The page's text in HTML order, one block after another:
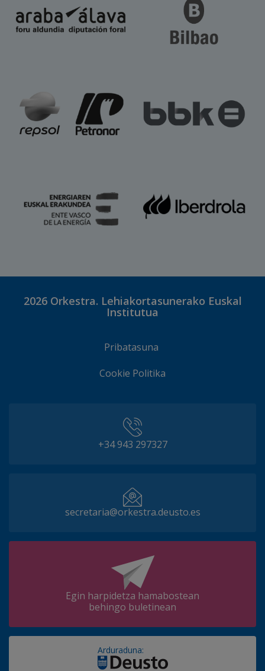
2026 Orkestra. Lehiakortasunerako Euskal
Institutua
Pribatasuna
Cookie Politika
+34 943 297327
secretaria@orkestra.deusto.es
Egin harpidetza hamabostean
behingo buletinean
Arduraduna: